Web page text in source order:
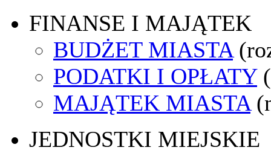
FINANSE I MAJĄTEK
BUDŻET MIASTA
PODATKI I OPŁATY
MAJĄTEK MIASTA
JEDNOSTKI MIEJSKIE